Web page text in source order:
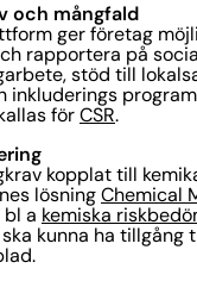
och mångfald
ger företag
rapportera på
stöd till
inkluderings
för CSR.
kopplat till
lösning Chemical
a kemiska
kunna ha tillgång